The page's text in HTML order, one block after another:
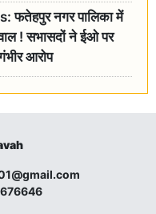
नगर पालिका में
! सभासदों ने ईओ पर
आरोप